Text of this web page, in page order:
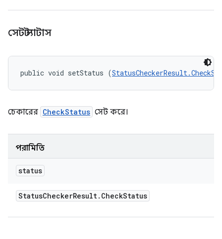
সেট স্ট্যাটাস
public void setStatus (
চেকারের CheckStatus সেট করে।
পরামিতি
status
StatusCheckerResult. CheckStatus